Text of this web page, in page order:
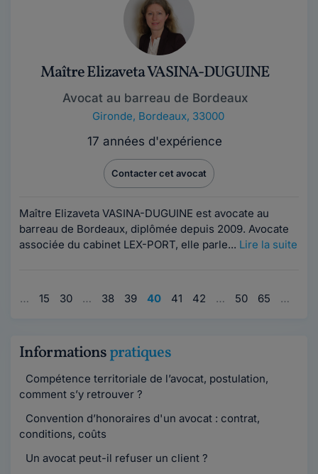
Maître Elizaveta VASINA-DUGUINE
Avocat au barreau de Bordeaux
Gironde, Bordeaux, 33000
17 années d'expérience
Contacter cet avocat
Maître Elizaveta VASINA-DUGUINE est avocate au
barreau de Bordeaux, diplômée depuis 2009. Avocate
associée du cabinet LEX-PORT, elle parle... Lire la suite
… 15 30 … 38 39 40 41 42 … 50 65 …
Informationspratiques
Compétence territoriale de l’avocat, postulation,
comment s’y retrouver ?
Convention d’honoraires d'un avocat : contrat,
conditions, coûts
Un avocat peut-il refuser un client ?